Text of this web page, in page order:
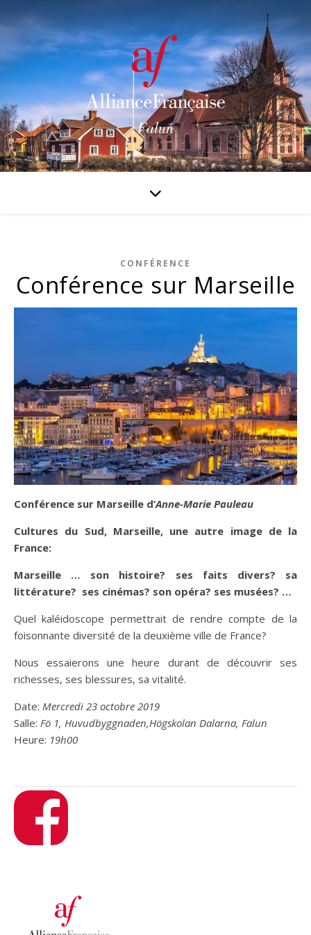
CONFÉRENCE
Conférence sur Marseille
Conférence sur Marseille d’Anne-Marie Pauleau
Cultures du Sud, Marseille, une autre image de la
France:
Marseille … son histoire? ses faits divers? sa
littérature? ses cinémas? son opéra? ses musées? …
Quel kaléidoscope permettrait de rendre compte de la
foisonnante diversité de la deuxième ville de France?
Nous essaierons une heure durant de découvrir ses
richesses, ses blessures, sa vitalité.
Date: Mercredi 23 octobre 2019
Salle: Fö 1, Huvudbyggnaden,Högskolan Dalarna, Falun
Heure: 19h00